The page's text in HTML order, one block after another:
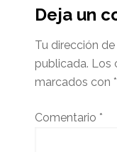
del
lector
Deja un
Tu dirección
publicada. Los
marcados con *
Comentario *